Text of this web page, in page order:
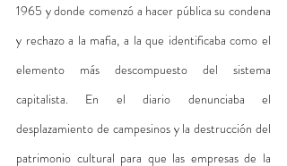
1965 y donde comenzó a hacer pública su condena
y rechazo a la mafia, a la que identificaba como el
elemento más descompuesto del sistema
capitalista. En el diario denunciaba el
desplazamiento de campesinos y la destrucción del
patrimonio cultural para que las empresas de la